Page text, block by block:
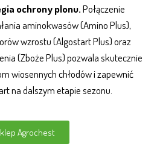
ochrony plonu.Połączenie
aminokwasów (Amino Plus),
wzrostu (Algostart Plus) oraz
(Zboże Plus) pozwala skutecznie
wiosennych chłodów i zapewnić
na dalszym etapie sezonu.
Agrochest